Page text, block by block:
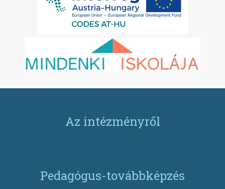
Az intézményről
Pedagógus-továbbképzés